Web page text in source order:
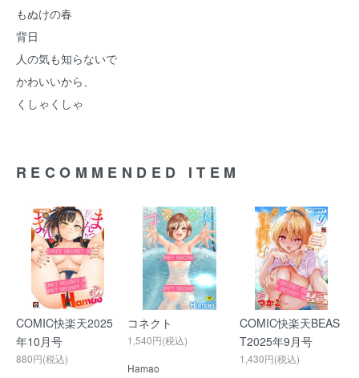
もぬけの春
背日
人の気も知らないで
かわいいから、
くしゃくしゃ
RECOMMENDED ITEM
COMIC快楽天2025
年10月号
880円(税込)
コネクト
1,540円(税込)
Hamao
COMIC快楽天BEAS
T2025年9月号
1,430円(税込)